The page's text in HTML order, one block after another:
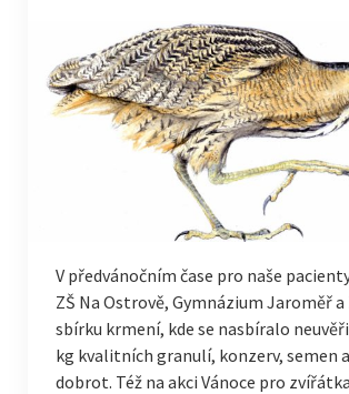
V předvánočním čase pro naše
ZŠ Na Ostrově, Gymnázium Jaroměř a
sbírku krmení, kde se nasbíralo
kg kvalitních granulí, konzerv, semen
dobrot. Též na akci Vánoce pro